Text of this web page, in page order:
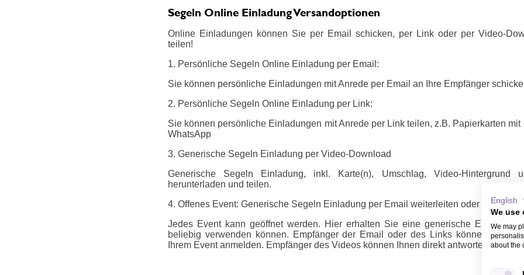
Segeln Online Einladung Versandoptionen
Online Einladungen können Sie per Email schicken, per Link oder per Video-
teilen!
1. Persönliche Segeln Online Einladung per Email:
Sie können persönliche Einladungen mit Anrede per Email an Ihre Empfänger
2. Persönliche Segeln Online Einladung per Link:
Sie können persönliche Einladungen mit Anrede per Link teilen, z.B. Papierkarten
WhatsApp
3. Generische Segeln Einladung per Video-Download
Generische Segeln Einladung, inkl. Karte(n), Umschlag, Video-Hintergrund
herunterladen und teilen.
4. Offenes Event: Generische Segeln Einladung per Email weiterleiten oder per Link /
Jedes Event kann geöffnet werden. Hier erhalten Sie eine generische Email
beliebig verwenden können. Empfänger der Email oder des Links können sich
Ihrem Event anmelden. Empfänger des Videos können Ihnen direkt antworten, z.B.
English
We use
We may
about the